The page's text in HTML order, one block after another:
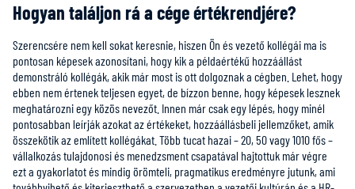
Hogyan találjon rá a cége értékrendjére?
Szerencsére nem kell sokat keresnie, hiszen Ön és vezető kollégái ma is
pontosan képesek azonosítani, hogy kik a példaértékű hozzáállást
demonstráló kollégák, akik már most is ott dolgoznak a cégben. Lehet, hogy
ebben nem értenek teljesen egyet, de bízzon benne, hogy képesek lesznek
meghatározni egy közös nevezőt. Innen már csak egy lépés, hogy minél
pontosabban leírják azokat az értékeket, hozzáállásbeli jellemzőket, amik
összekötik az említett kollégákat. Több tucat hazai – 20, 50 vagy 1010 fős –
vállalkozás tulajdonosi és menedzsment csapatával hajtottuk már végre
ezt a gyakorlatot és mindig örömteli, pragmatikus eredményre jutunk, ami